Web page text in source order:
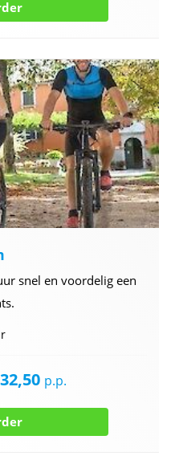
snel en voordelig een
32,50 p.p.